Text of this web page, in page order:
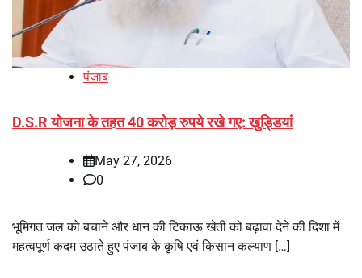
पंजाब
D.S.R योजना के तहत 40 करोड़ रुपये रखे गए: खुड्डियां
May 27, 2026
0
भूमिगत जल को बचाने और धान की टिकाऊ खेती को बढ़ावा देने की दिशा में
महत्वपूर्ण कदम उठाते हुए पंजाब के कृषि एवं किसान कल्याण […]